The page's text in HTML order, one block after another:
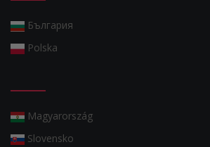
България
Polska
Magyarország
Slovensko